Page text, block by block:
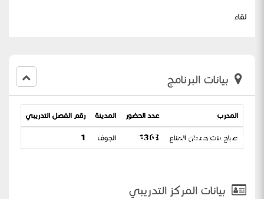
المدارس للعام ١٤٤٤هـ
لقاء
بيانات البرنامج
المدرب عدد الحضور المدينة رقم الفصل التدريبي
صباح بنت حمدان المناع 1363 الجوف 1
بيانات المركز التدريبي